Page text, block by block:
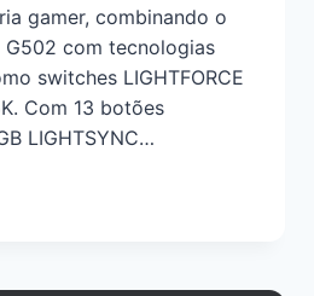
gamer, combinando o
com tecnologias
switches LIGHTFORCE
Com 13 botões
LIGHTSYNC…